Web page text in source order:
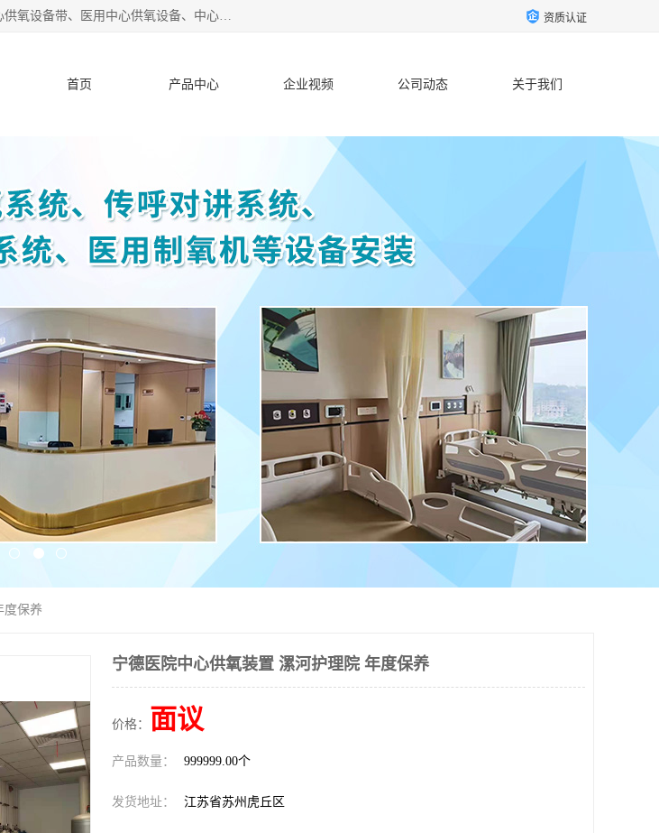
苏信智能科技（苏州）有限公司致力于为各种规模的医院提供医用集中供氧、护理院中心供氧设备带、医用中心供氧设备、中心供氧系统安装、医院中心供氧系统报价等“一条龙”服务。 资质认证
首页 产品中心 企业视频 公司动态 关于我们
度保养
宁德医院中心供氧装置 漯河护理院 年度保养
价格： 面议
产品数量： 999999.00个
发货地址： 江苏省苏州虎丘区